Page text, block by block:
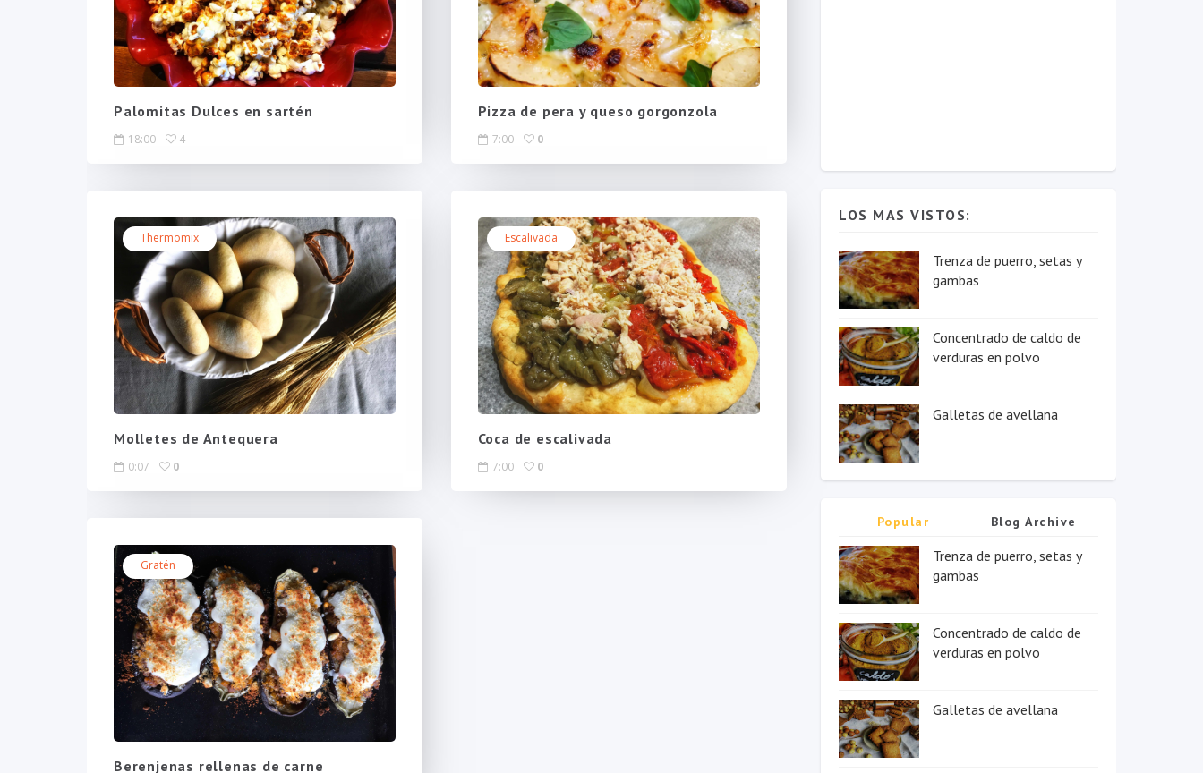
Palomitas Dulces en sartén
18:00 4
Pizza de pera y queso gorgonzola
7:00 0
Thermomix
Molletes de Antequera
0:07 0
Escalivada
Coca de escalivada
7:00 0
Gratén
Berenjenas rellenas de carne
LOS MAS VISTOS:
Trenza de puerro, setas y
gambas
Concentrado de caldo de
verduras en polvo
Galletas de avellana
Popular Blog Archive
Trenza de puerro, setas y
gambas
Concentrado de caldo de
verduras en polvo
Galletas de avellana